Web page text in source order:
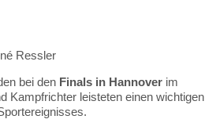
Ressler
bei den Finals in Hannoverim
Kampfrichter leisteten einen wichtigen